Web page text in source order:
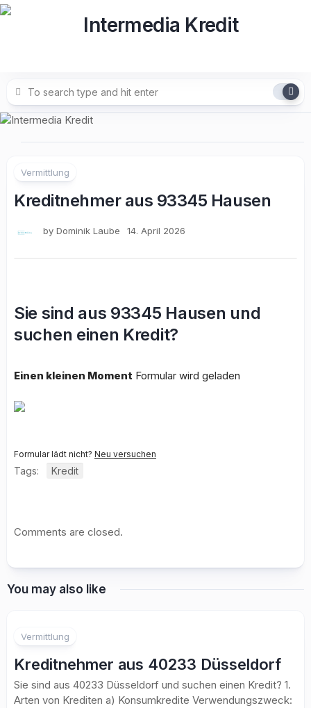
Skip
Vermittlung
Kreditnehmer aus 93345 Hausen
by Dominik Laube 14. April 2026
Sie sind aus 93345 Hausen und
suchen einen Kredit?
Einen kleinen Moment Formular wird geladen
Formular lädt nicht? Neu versuchen
Tags: Kredit
Comments are closed.
You may also like
Vermittlung
Kreditnehmer aus 40233 Düsseldorf
Sie sind aus 40233 Düsseldorf und suchen einen Kredit? 1.
Arten von Krediten a) Konsumkredite Verwendungszweck: